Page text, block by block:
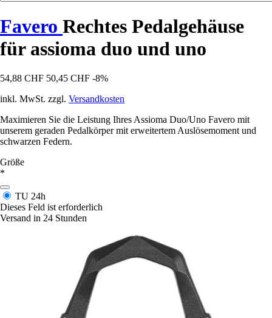
Favero Rechtes Pedalgehäuse
für assioma duo und uno
54,88 CHF 50,45 CHF -8%
inkl. MwSt. zzgl. Versandkosten
Maximieren Sie die Leistung Ihres Assioma Duo/Uno Favero mit
unserem geraden Pedalkörper mit erweitertem Auslösemoment und
schwarzen Federn.
Größe
*
TU 24h
Dieses Feld ist erforderlich
Versand in 24 Stunden